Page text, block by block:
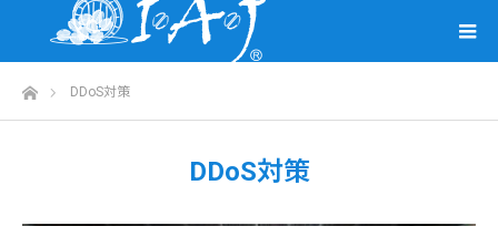
ホームDDoS対策
DDoS対策